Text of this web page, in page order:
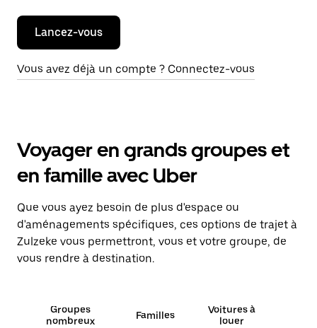
Lancez-vous
Vous avez déjà un compte ? Connectez-vous
Voyager en grands groupes et
en famille avec Uber
Que vous ayez besoin de plus d'espace ou
d'aménagements spécifiques, ces options de trajet à
Zulzeke vous permettront, vous et votre groupe, de
vous rendre à destination.
Groupes
nombreux
Familles
Voitures à
louer